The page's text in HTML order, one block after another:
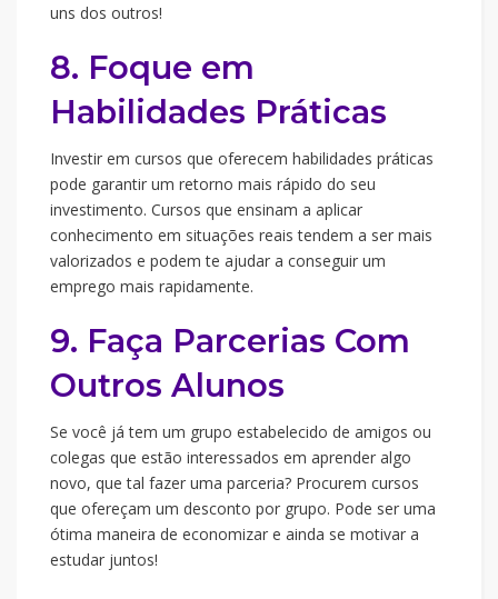
uns dos outros!
8. Foque em
Habilidades Práticas
Investir em cursos que oferecem habilidades práticas
pode garantir um retorno mais rápido do seu
investimento. Cursos que ensinam a aplicar
conhecimento em situações reais tendem a ser mais
valorizados e podem te ajudar a conseguir um
emprego mais rapidamente.
9. Faça Parcerias Com
Outros Alunos
Se você já tem um grupo estabelecido de amigos ou
colegas que estão interessados em aprender algo
novo, que tal fazer uma parceria? Procurem cursos
que ofereçam um desconto por grupo. Pode ser uma
ótima maneira de economizar e ainda se motivar a
estudar juntos!